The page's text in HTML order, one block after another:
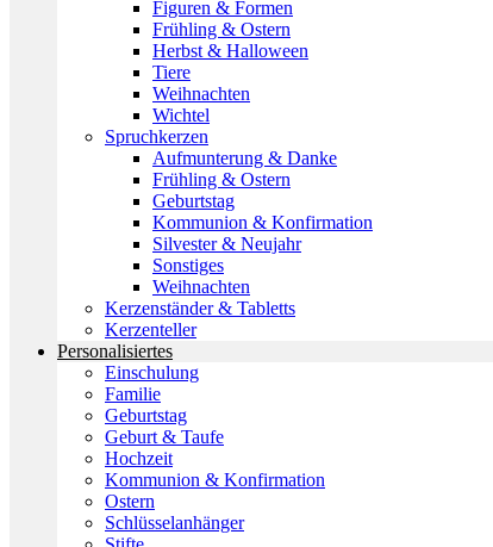
Figuren & Formen
Frühling & Ostern
Herbst & Halloween
Tiere
Weihnachten
Wichtel
Spruchkerzen
Aufmunterung & Danke
Frühling & Ostern
Geburtstag
Kommunion & Konfirmation
Silvester & Neujahr
Sonstiges
Weihnachten
Kerzenständer & Tabletts
Kerzenteller
Personalisiertes
Einschulung
Familie
Geburtstag
Geburt & Taufe
Hochzeit
Kommunion & Konfirmation
Ostern
Schlüsselanhänger